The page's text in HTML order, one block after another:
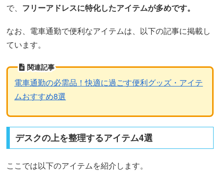
で、 フリーアドレスに特化したアイテムが多めです。
なお、電車通勤で便利なアイテムは、以下の記事に掲載し
ています。
関連記事
電車通勤の必需品！快適に過ごす便利グッズ・アイテ
ムおすすめ8選
デスクの上を整理するアイテム4選
ここでは以下のアイテムを紹介します。